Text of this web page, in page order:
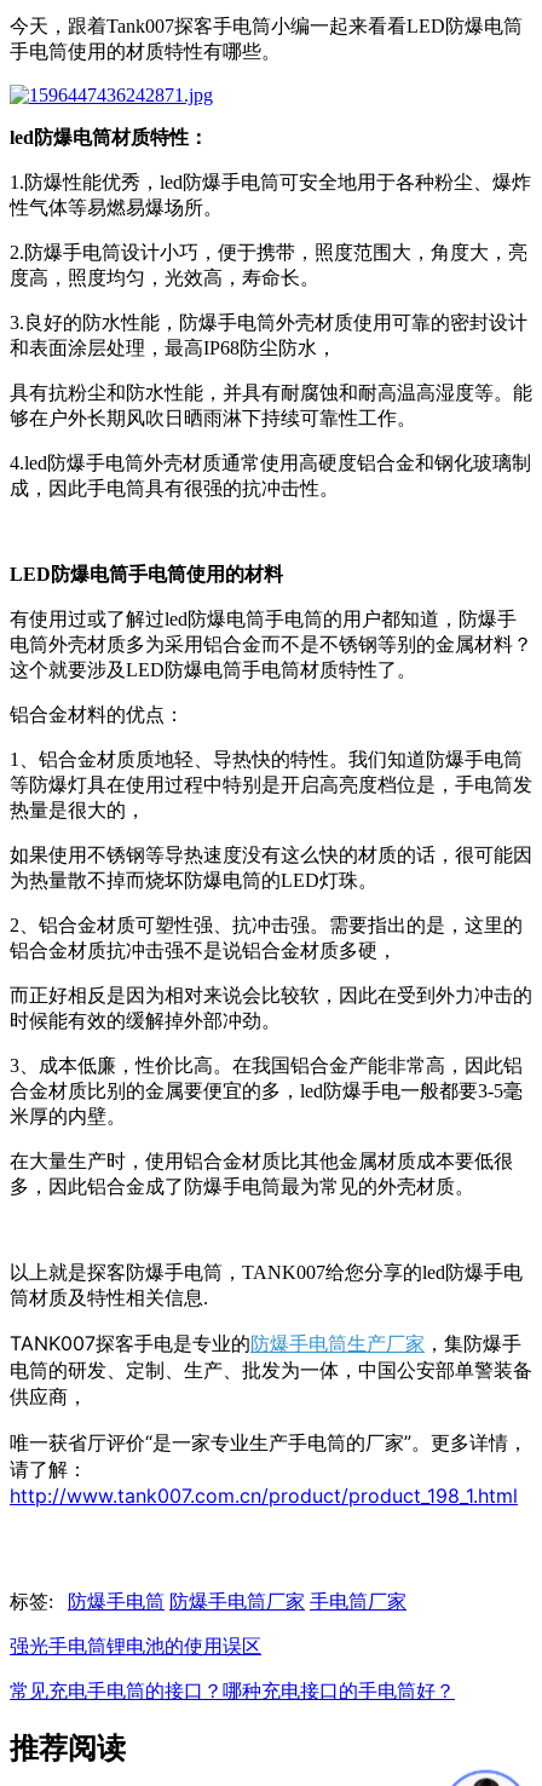
今天，跟着Tank007探客手电筒小编一起来看看LED防爆电筒
手电筒使用的材质特性有哪些。
led防爆电筒材质特性：
1.防爆性能优秀，led防爆手电筒可安全地用于各种粉尘、爆炸
性气体等易燃易爆场所。
2.防爆手电筒设计小巧，便于携带，照度范围大，角度大，亮
度高，照度均匀，光效高，寿命长。
3.良好的防水性能，防爆手电筒外壳材质使用可靠的密封设计
和表面涂层处理，最高IP68防尘防水，
具有抗粉尘和防水性能，并具有耐腐蚀和耐高温高湿度等。能
够在户外长期风吹日晒雨淋下持续可靠性工作。
4.led防爆手电筒外壳材质通常使用高硬度铝合金和钢化玻璃制
成，因此手电筒具有很强的抗冲击性。
LED防爆电筒手电筒使用的材料
有使用过或了解过led防爆电筒手电筒的用户都知道，防爆手
电筒外壳材质多为采用铝合金而不是不锈钢等别的金属材料？
这个就要涉及LED防爆电筒手电筒材质特性了。
铝合金材料的优点：
1、铝合金材质质地轻、导热快的特性。我们知道防爆手电筒
等防爆灯具在使用过程中特别是开启高亮度档位是，手电筒发
热量是很大的，
如果使用不锈钢等导热速度没有这么快的材质的话，很可能因
为热量散不掉而烧坏防爆电筒的LED灯珠。
2、铝合金材质可塑性强、抗冲击强。需要指出的是，这里的
铝合金材质抗冲击强不是说铝合金材质多硬，
而正好相反是因为相对来说会比较软，因此在受到外力冲击的
时候能有效的缓解掉外部冲劲。
3、成本低廉，性价比高。在我国铝合金产能非常高，因此铝
合金材质比别的金属要便宜的多，led防爆手电一般都要3-5毫
米厚的内壁。
在大量生产时，使用铝合金材质比其他金属材质成本要低很
多，因此铝合金成了防爆手电筒最为常见的外壳材质。
以上就是探客防爆手电筒，TANK007给您分享的led防爆手电
筒材质及特性相关信息.
TANK007探客手电是专业的防爆手电筒生产厂家 ，集防爆手
电筒的研发、定制、生产、批发为一体， 中国公安部单警装备
供应商，
唯一获省厅评价“是一家专业生产手电筒的厂家”。 更多详情，
请了解：
http://www.tank007.com.cn/product/product_198_1.html
标签: 防爆手电筒 防爆手电筒厂家 手电筒厂家
强光手电筒锂电池的使用误区
常见充电手电筒的接口？哪种充电接口的手电筒好？
推荐阅读